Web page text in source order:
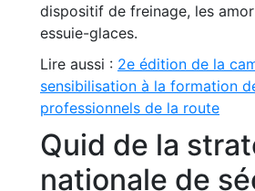
dispositif de freinage, les
essuie-glaces.
Lire aussi : 2e édition de la
sensibilisation à la formation
professionnels de la route
Quid de la
nationale de